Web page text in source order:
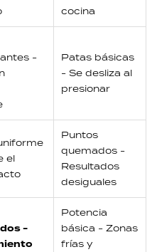
cocina
-
Patas básicas
- Se desliza al
presionar
el
Puntos
quemados -
Resultados
desiguales
-
Potencia
básica - Zonas
frías y